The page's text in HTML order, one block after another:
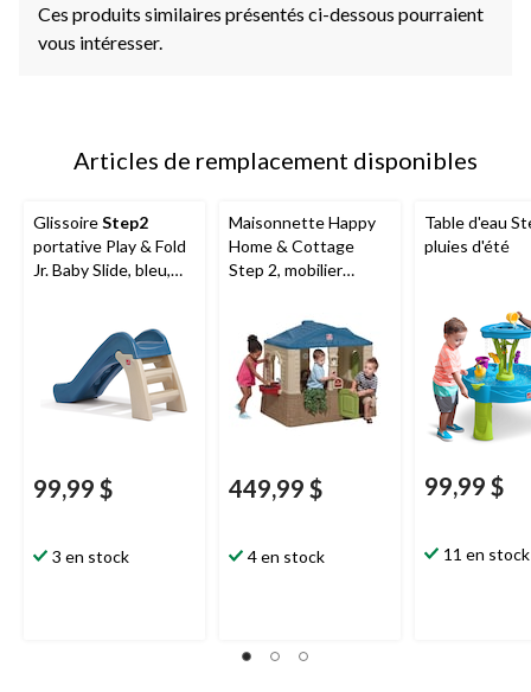
Ces produits similaires présentés ci-dessous pourraient
vous intéresser.
Articles de remplacement disponibles
GlissoireStep2
portative Play & Fold
Jr. Baby Slide, bleu,
99,99 $
3 en stock
Maisonnette Happy
Home & Cottage
Step 2, mobilier
449,99 $
4 en stock
Table d'eau
pluies d'été
99,99 $
11 en stock